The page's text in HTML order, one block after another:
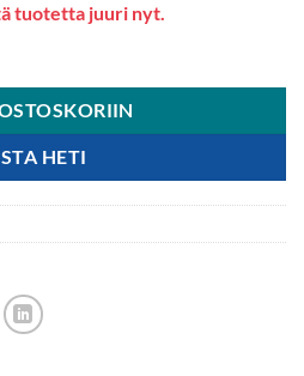
tuotetta juuri nyt.
HETI